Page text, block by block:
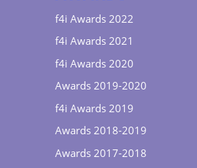
f4i Awards 2022
f4i Awards 2021
f4i Awards 2020
Awards 2019-2020
f4i Awards 2019
Awards 2018-2019
Awards 2017-2018